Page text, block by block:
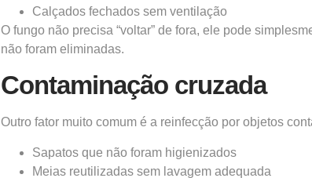
Calçados fechados sem ventilação
O fungo não precisa “voltar” de fora, ele pode
não foram eliminadas.
Contaminação cruzada
Outro fator muito comum é a reinfecção por objetos
Sapatos que não foram higienizados
Meias reutilizadas sem lavagem adequada